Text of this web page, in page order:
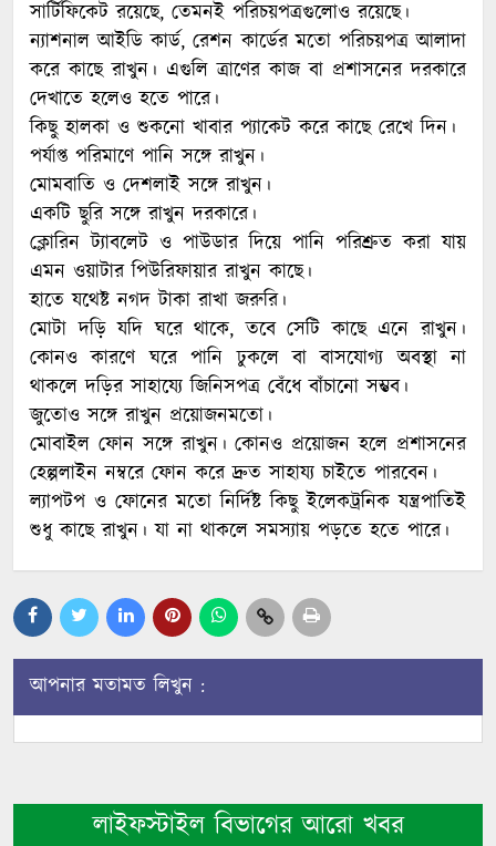
সার্টিফিকেট রয়েছে, তেমনই পরিচয়পত্রগুলোও রয়েছে।
ন্যাশনাল আইডি কার্ড, রেশন কার্ডের মতো পরিচয়পত্র আলাদা
করে কাছে রাখুন। এগুলি ত্রাণের কাজ বা প্রশাসনের দরকারে
দেখাতে হলেও হতে পারে।
কিছু হালকা ও শুকনো খাবার প্যাকেট করে কাছে রেখে দিন।
পর্যাপ্ত পরিমাণে পানি সঙ্গে রাখুন।
মোমবাতি ও দেশলাই সঙ্গে রাখুন।
একটি ছুরি সঙ্গে রাখুন দরকারে।
ক্লোরিন ট্যাবলেট ও পাউডার দিয়ে পানি পরিশ্রুত করা যায়
এমন ওয়াটার পিউরিফায়ার রাখুন কাছে।
হাতে যথেষ্ট নগদ টাকা রাখা জরুরি।
মোটা দড়ি যদি ঘরে থাকে, তবে সেটি কাছে এনে রাখুন।
কোনও কারণে ঘরে পানি ঢুকলে বা বাসযোগ্য অবস্থা না
থাকলে দড়ির সাহায্যে জিনিসপত্র বেঁধে বাঁচানো সম্ভব।
জুতোও সঙ্গে রাখুন প্রয়োজনমতো।
মোবাইল ফোন সঙ্গে রাখুন। কোনও প্রয়োজন হলে প্রশাসনের
হেল্পলাইন নম্বরে ফোন করে দ্রুত সাহায্য চাইতে পারবেন।
ল্যাপটপ ও ফোনের মতো নির্দিষ্ট কিছু ইলেকট্রনিক যন্ত্রপাতিই
শুধু কাছে রাখুন। যা না থাকলে সমস্যায় পড়তে হতে পারে।
আপনার মতামত লিখুন :
লাইফস্টাইল বিভাগের আরো খবর